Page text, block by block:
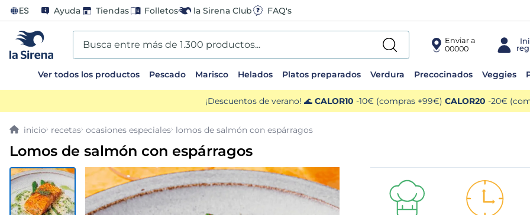
ES Ayuda Tiendas Folletos la Sirena Club FAQ's
Busca entre más de 1.300 productos...
Enviar a
00000
Ver todos los productos Pescado Marisco Helados Platos preparados Verdura Precocinados Veggies
¡Descuentos de verano! 🌊 CALOR10 -10€ (compras +99€) CALOR20 -20€
recetas ocasiones especiales lomos de salmón con espárragos
Lomos de salmón con espárragos
TÉRMINOS MÁS BUSCADOS
1. helados sirena
3. patatas
4. gamba